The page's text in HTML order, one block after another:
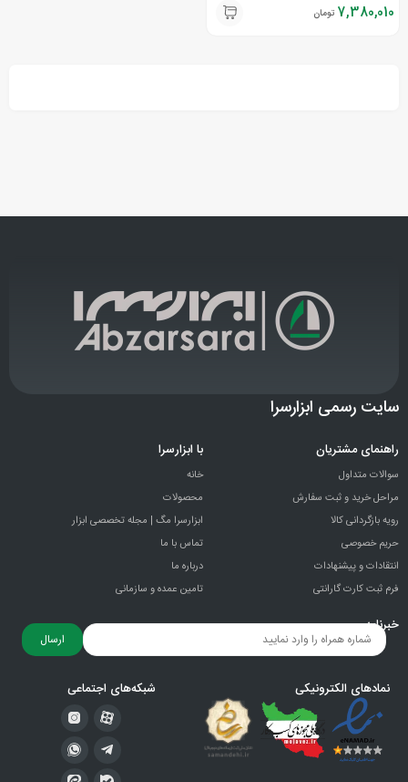
7,380,010 تومان
سایت رسمی ابزارسرا
راهنمای مشتریان
سوالات متداول
مراحل خرید و ثبت سفارش
رویه بازگردانی کالا
حریم خصوصی
انتقادات و پيشنهادات
فرم ثبت کارت گارانتی
با ابزارسرا
خانه
محصولات
ابزارسرا مگ | مجله تخصصی ابزار
تماس با ما
درباره ما
تامین عمده و سازمانی
خبرنامه
ارسال
نمادهای الکترونیکی شبکه‌های اجتماعی